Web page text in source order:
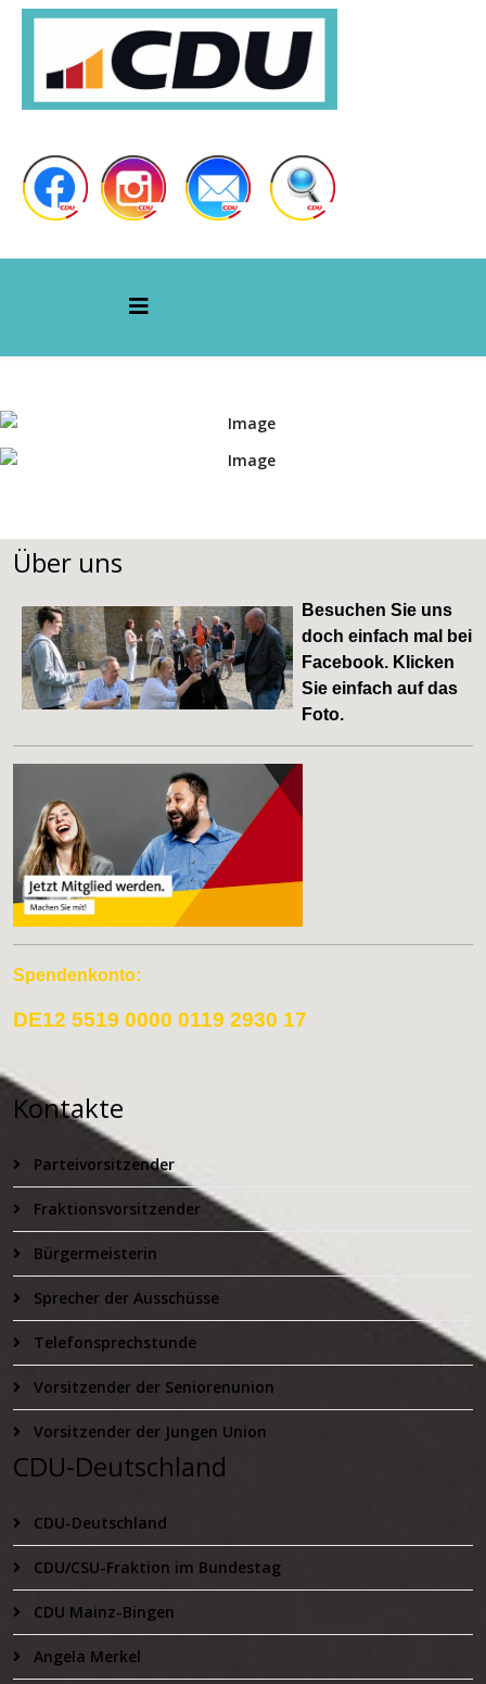
Über uns
Besuchen Sie uns
doch einfach mal bei
Facebook. Klicken
Sie einfach auf das
Foto.
Spendenkonto:
DE12 5519 0000 0119 2930 17
Kontakte
Parteivorsitzender
Fraktionsvorsitzender
Bürgermeisterin
Sprecher der Ausschüsse
Telefonsprechstunde
Vorsitzender der Seniorenunion
Vorsitzender der Jungen Union
CDU-Deutschland
CDU-Deutschland
CDU/CSU-Fraktion im Bundestag
CDU Mainz-Bingen
Angela Merkel